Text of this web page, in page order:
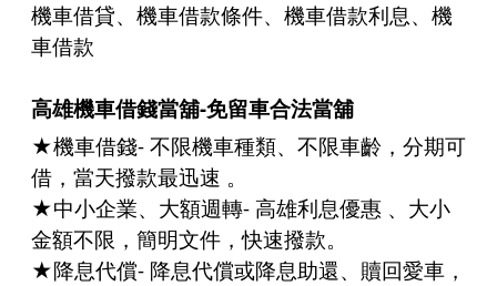
機車借貸、機車借款條件、機車借款利息、機
車借款
高雄機車借錢當舖-免留車合法當舖
★機車借錢- 不限機車種類、不限車齡，分期可
借，當天撥款最迅速 。
★中小企業、大額週轉- 高雄利息優惠 、大小
金額不限，簡明文件，快速撥款。
★降息代償- 降息代償或降息助還、贖回愛車，